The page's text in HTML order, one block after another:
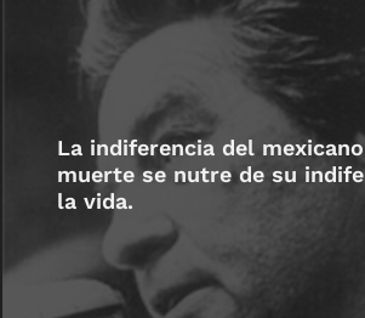
La indiferencia del
muerte se nutre de su
la vida.